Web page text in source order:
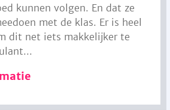
kunnen volgen. En dat ze
met de klas. Er is heel
dit net iets makkelijker te